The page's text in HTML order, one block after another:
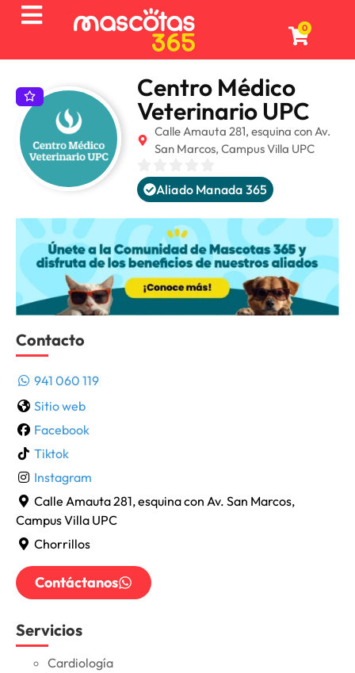
0
Centro Médico
Veterinario UPC
Calle Amauta 281, esquina con Av.
San Marcos, Campus Villa UPC
Aliado Manada 365
Contacto
941 060 119
Sitio web
Facebook
Tiktok
Instagram
Calle Amauta 281, esquina con Av. San Marcos,
Campus Villa UPC
Chorrillos
Contáctanos
Servicios
Cardiología